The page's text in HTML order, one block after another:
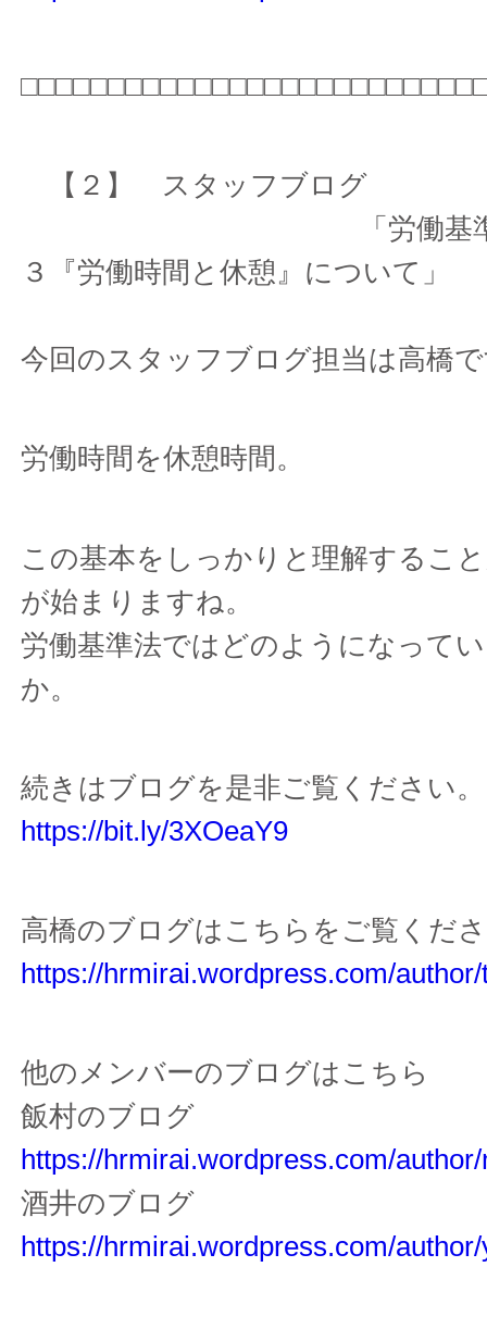
【２】 スタッフブログ
「労働基準法入
３『労働時間と休憩』について」
今回のスタッフブログ担当は高橋
労働時間を休憩時間。
この基本をしっかりと理解するこ
が始まりますね。
労働基準法ではどのようになって
か。
続きはブログを是非ご覧ください。
https://bit.ly/3XOeaY9
高橋のブログはこちらをご覧くだ
https://hrmirai.wordpress.com/
他のメンバーのブログはこちら
飯村のブログ
https://hrmirai.wordpress.com/
酒井のブログ
https://hrmirai.wordpress.com/